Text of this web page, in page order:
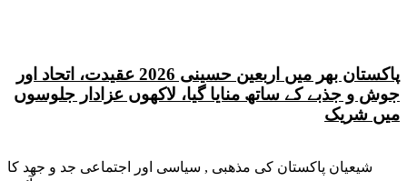
پاکستان بھر میں اربعین حسینی 2026 عقیدت، اتحاد اور
جوش و جذبے کے ساتھ منایا گیا، لاکھوں عزادار جلوسوں
میں شریک
شیعیان پاکستان کی مذهبی , سیاسی اور اجتماعی جد و جهد کا